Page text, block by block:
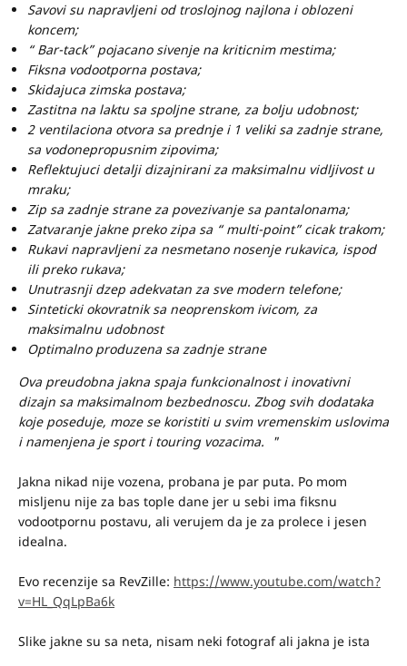
Savovi su napravljeni od troslojnog najlona i oblozeni
koncem;
“ Bar-tack” pojacano sivenje na kriticnim mestima;
Fiksna vodootporna postava;
Skidajuca zimska postava;
Zastitna na laktu sa spoljne strane, za bolju udobnost;
2 ventilaciona otvora sa prednje i 1 veliki sa zadnje strane,
sa vodonepropusnim zipovima;
Reflektujuci detalji dizajnirani za maksimalnu vidljivost u
mraku;
Zip sa zadnje strane za povezivanje sa pantalonama;
Zatvaranje jakne preko zipa sa “ multi-point” cicak trakom;
Rukavi napravljeni za nesmetano nosenje rukavica, ispod
ili preko rukava;
Unutrasnji dzep adekvatan za sve modern telefone;
Sinteticki okovratnik sa neoprenskom ivicom, za
maksimalnu udobnost
Optimalno produzena sa zadnje strane
Ova preudobna jakna spaja funkcionalnost i inovativni
dizajn sa maksimalnom bezbednoscu. Zbog svih dodataka
koje poseduje, moze se koristiti u svim vremenskim uslovima
i namenjena je sport i touring vozacima. "
Jakna nikad nije vozena, probana je par puta. Po mom
misljenu nije za bas tople dane jer u sebi ima fiksnu
vodootpornu postavu, ali verujem da je za prolece i jesen
idealna.
Evo recenzije sa RevZille: https://www.youtube.com/watch?
v=HL_QqLpBa6k
Slike jakne su sa neta, nisam neki fotograf ali jakna je ista